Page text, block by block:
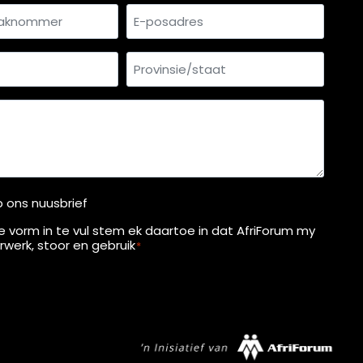
Van
E-
posadres
Provinsie/staat
ons nuusbrief
vorm in te vul stem ek daartoe in dat AfriForum my
stoor en gebruik*